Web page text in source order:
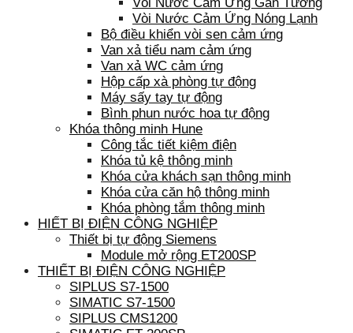
Vòi Nước Cảm Ứng Nóng Lạnh
Bộ điều khiển vòi sen cảm ứng
Van xả tiểu nam cảm ứng
Van xả WC cảm ứng
Hộp cấp xà phòng tự động
Máy sấy tay tự động
Bình phun nước hoa tự động
Khóa thông minh Hune
Công tắc tiết kiệm điện
Khóa tủ kệ thông minh
Khóa cửa khách sạn thông minh
Khóa cửa căn hộ thông minh
Khóa phòng tắm thông minh
HIẾT BỊ ĐIỆN CÔNG NGHIỆP
Thiết bị tự động Siemens
Module mở rộng ET200SP
THIẾT BỊ ĐIỆN CÔNG NGHIỆP
SIPLUS S7-1500
SIMATIC S7-1500
SIPLUS CMS1200